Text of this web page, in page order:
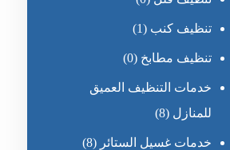
تنظيف كنب (1)
تنظيف مطابخ (0)
خدمات التنظيف العميق
للمنازل (8)
خدمات غسيل الستائر (8)